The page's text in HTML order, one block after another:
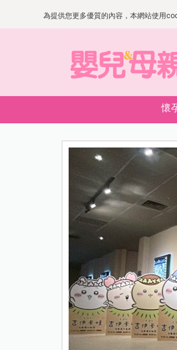
為提供您更多優質的內容，本網站使用
懷